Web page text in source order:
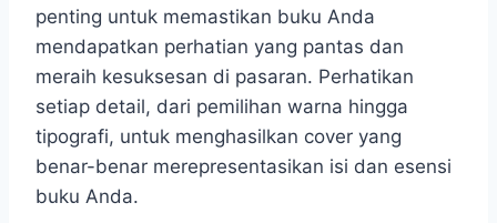
penting untuk memastikan buku Anda
mendapatkan perhatian yang pantas dan
meraih kesuksesan di pasaran. Perhatikan
setiap detail, dari pemilihan warna hingga
tipografi, untuk menghasilkan cover yang
benar-benar merepresentasikan isi dan esensi
buku Anda.